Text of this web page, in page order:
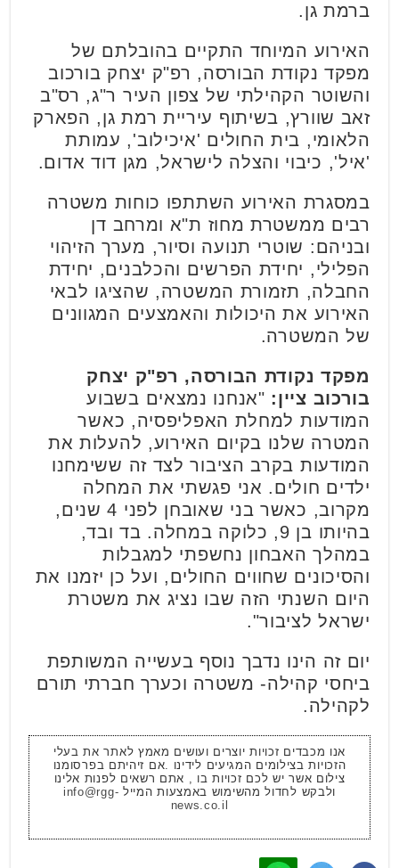
ברמת גן.
האירוע המיוחד התקיים בהובלתם של
מפקד נקודת הבורסה, רפ"ק יצחק בורכוב
והשוטר הקהילתי של צפון העיר ר"ג, רס"ב
זאב שוורץ, בשיתוף עיריית רמת גן, הפארק
הלאומי, בית החולים 'איכילוב', עמותת
'איל', כיבוי והצלה לישראל, מגן דוד אדום.
במסגרת האירוע השתתפו כוחות משטרה
רבים ממשטרת מחוז ת"א ומרחב דן
ובניהם: שוטרי תנועה וסיור, מערך הזיהוי
הפלילי, יחידת הפרשים והכלבנים, יחידת
החבלה, תזמורת המשטרה, שהציגו לבאי
האירוע את היכולות והאמצעים המגוונים
של המשטרה.
מפקד נקודת הבורסה, רפ"ק יצחק
בורכוב ציין: "אנחנו נמצאים בשבוע
המודעות למחלת האפליפסיה, כאשר
המטרה שלנו בקיום האירוע, להעלות את
המודעות בקרב הציבור לצד זה ששימחנו
ילדים חולים. אני פגשתי את המחלה
מקרוב, כאשר בני שאובחן לפני 4 שנים,
בהיותו בן 9, כלוקה במחלה. בד ובד,
במהלך האבחון נחשפתי למגבלות
והסיכונים שחווים החולים, ועל כן יזמנו את
היום השנתי הזה שבו נציג את משטרת
ישראל לציבור".
יום זה הינו נדבך נוסף בעשייה המשותפת
ביחסי קהילה- משטרה וכערך חברתי תורם
לקהילה.
אנו מכבדים זכויות יוצרים ועושים מאמץ לאתר את בעלי
הזכויות בצילומים המגיעים לידינו .אם זיהיתם בפרסומנו
צילום אשר יש לכם זכויות בו , אתם רשאים לפנות אלינו
ולבקש לחדול מהשימוש באמצעות המייל info@rgg-
news.co.il